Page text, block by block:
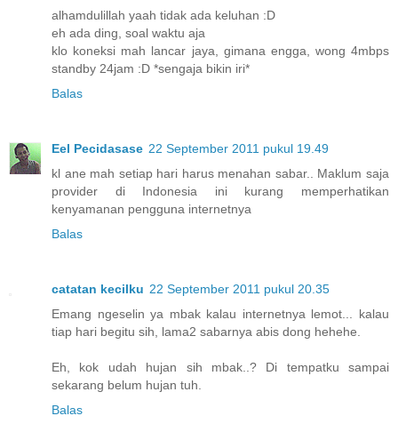
alhamdulillah yaah tidak ada keluhan :D
eh ada ding, soal waktu aja
klo koneksi mah lancar jaya, gimana engga, wong 4mbps
standby 24jam :D *sengaja bikin iri*
Balas
Eel Pecidasase 22 September 2011 pukul 19.49
kl ane mah setiap hari harus menahan sabar.. Maklum saja
provider di Indonesia ini kurang memperhatikan
kenyamanan pengguna internetnya
Balas
catatan kecilku 22 September 2011 pukul 20.35
Emang ngeselin ya mbak kalau internetnya lemot... kalau
tiap hari begitu sih, lama2 sabarnya abis dong hehehe.
Eh, kok udah hujan sih mbak..? Di tempatku sampai
sekarang belum hujan tuh.
Balas